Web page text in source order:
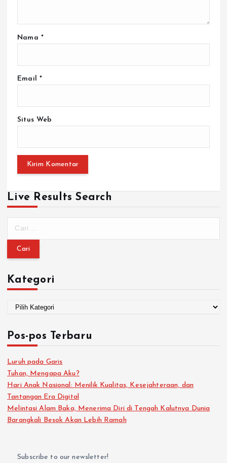
Nama *
Email *
Situs Web
Live Results Search
Kategori
Pos-pos Terbaru
Luruh pada Garis
Tuhan, Mengapa Aku?
Hari Anak Nasional: Menilik Kualitas, Kesejahteraan, dan
Tantangan Era Digital
Melintasi Alam Baka, Menerima Diri di Tengah Kalutnya Dunia
Barangkali Besok Akan Lebih Ramah
Subscribe to our newsletter!